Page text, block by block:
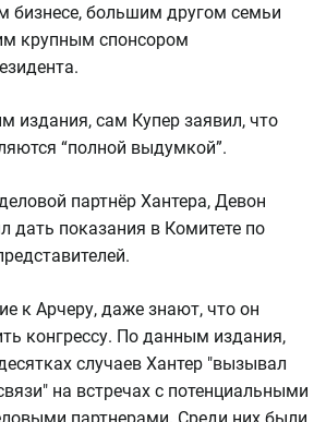
бизнесе, большим другом семьи
крупным спонсором
издания, сам Купер заявил, что
“полной выдумкой”.
партнёр Хантера, Девон
дать показания в Комитете по
к Арчеру, даже знают, что он
конгрессу. По данным издания,
случаев Хантер "вызывал
на встречах с потенциальными